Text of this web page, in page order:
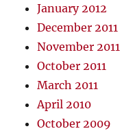
January 2012
December 2011
November 2011
October 2011
March 2011
April 2010
October 2009